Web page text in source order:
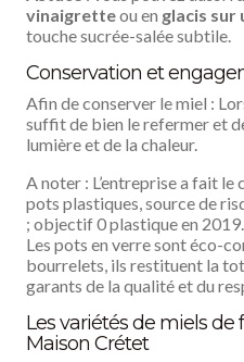
vinaigretteou en glacis sur
touche sucrée-salée subtile.
Conservation et
Afin de conserver le miel :
suffit de bien le refermer et
lumière et de la chaleur.
A noter : L’entreprise a fait
pots plastiques, source de
; objectif 0 plastique en 2019.
Les pots en verre sont éco-
bourrelets, ils restituent la
garants de la qualité et du
Les variétés de miels
Maison Crétet